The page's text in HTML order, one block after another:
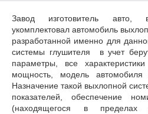
Завод изготовитель авто,
укомплектовал автомобиль
разработанной именно для
системы глушителя в учет
параметры, все
мощность, модель автомобиля
Назначение такой выхлопной
показателей, обеспечение
(находящегося в